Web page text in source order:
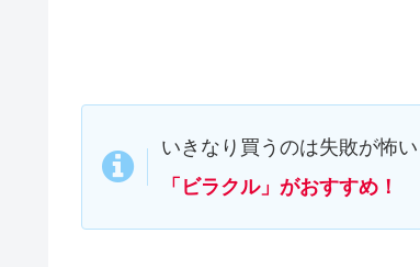
いきなり買うのは失敗が怖
「ビラクル」がおすすめ！